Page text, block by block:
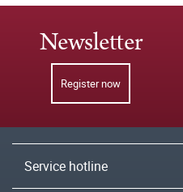
Newsletter
Register now
Service hotline